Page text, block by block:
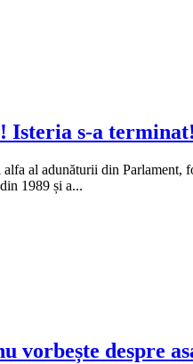
s-a
al adunăturii din
1989 și a...
vorbește despre